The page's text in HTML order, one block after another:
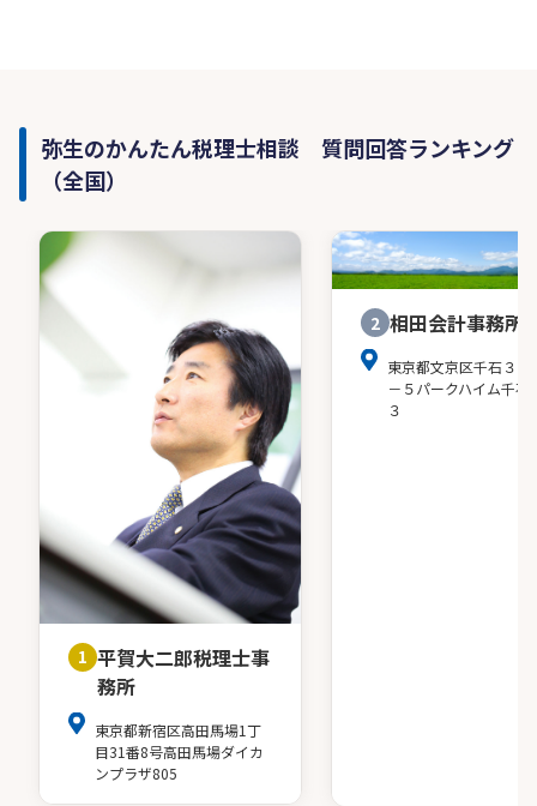
弥生のかんたん税理士相談 質問回答ランキング
（全国）
1 平賀大二郎税理士事
務所
東京都新宿区高田馬場1丁
目31番8号高田馬場ダイカ
ンプラザ805
2 相田会計事務所
東京都文京区千石３－
－５パークハイム千石
３